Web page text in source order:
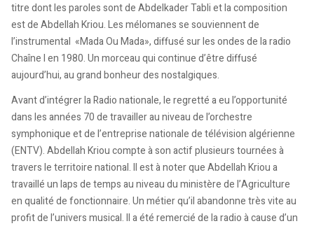
titre dont les paroles sont de Abdelkader Tabli et la composition
est de Abdellah Kriou. Les mélomanes se souviennent de
l’instrumental «Mada Ou Mada», diffusé sur les ondes de la radio
Chaîne I en 1980. Un morceau qui continue d’être diffusé
aujourd’hui, au grand bonheur des nostalgiques.
Avant d’intégrer la Radio nationale, le regretté a eu l’opportunité
dans les années 70 de travailler au niveau de l’orchestre
symphonique et de l’entreprise nationale de télévision algérienne
(ENTV). Abdellah Kriou compte à son actif plusieurs tournées à
travers le territoire national. Il est à noter que Abdellah Kriou a
travaillé un laps de temps au niveau du ministère de l’Agriculture
en qualité de fonctionnaire. Un métier qu’il abandonne très vite au
profit de l’univers musical. Il a été remercié de la radio à cause d’un